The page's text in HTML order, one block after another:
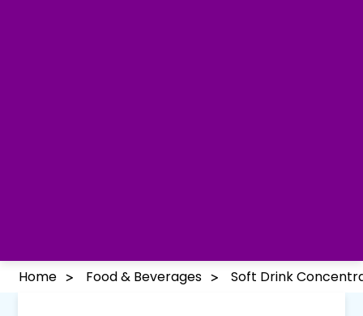
Home Food & Beverages Soft Drink